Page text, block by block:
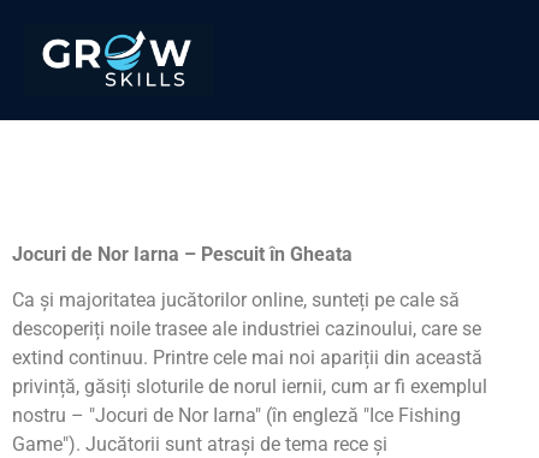
Jocuri de Nor Iarna – Pescuit în Gheata
Ca și majoritatea jucătorilor online, sunteți pe cale să
descoperiți noile trasee ale industriei cazinoului, care se
extind continuu. Printre cele mai noi apariții din această
privință, găsiți sloturile de norul iernii, cum ar fi exemplul
nostru – "Jocuri de Nor Iarna" (în engleză "Ice Fishing
Game"). Jucătorii sunt atrași de tema rece și